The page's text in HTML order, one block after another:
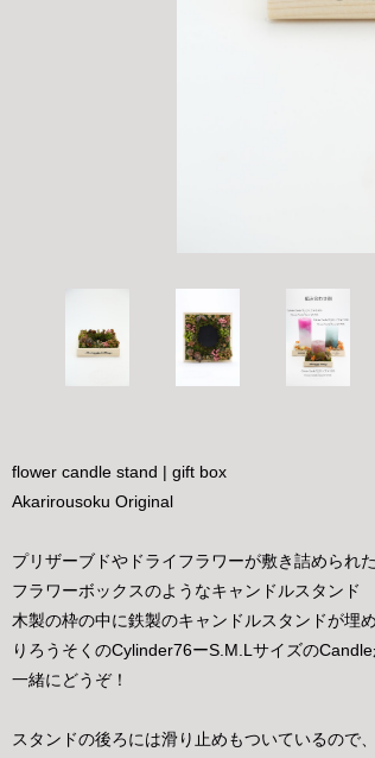
flower candle stand | gift box
Akarirousoku Original
プリザーブドやドライフラワーが敷き詰められた
フラワーボックスのようなキャンドルスタンド
木製の枠の中に鉄製のキャンドルスタンドが埋
りろうそくのCylinder76ーS.M.Lサイズの
一緒にどうぞ！
スタンドの後ろには滑り止めもついているので